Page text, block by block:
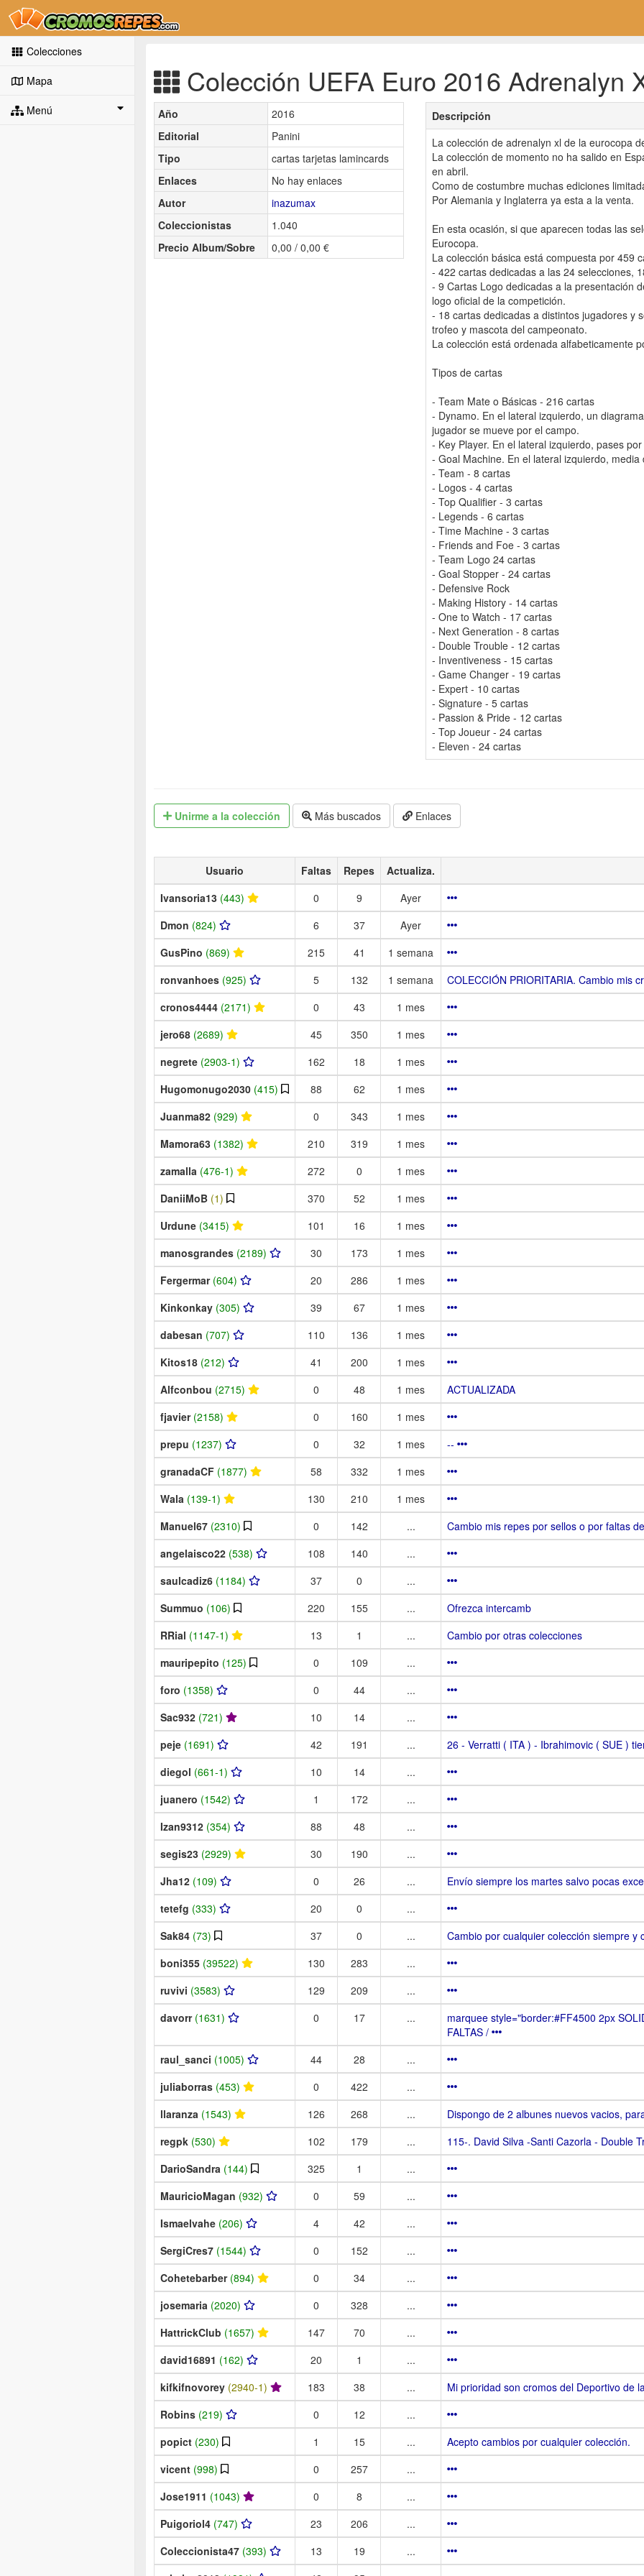
Colecciones
Mapa
Menú
Colección UEFA Euro 2016 Adrenalyn
Año
2016
Editorial
Panini
Tipo
cartas tarjetas lamincards
Enlaces
No hay enlaces
Autor
inazumax
Coleccionistas
1.040
Precio Album/Sobre
0,00 / 0,00 €
Descripción
La colección de adrenalyn xl de la eurocopa
La colección de momento no ha salido en
en abril.
Como de costumbre muchas ediciones
Por Alemania y Inglaterra ya esta a la venta.
En esta ocasión, si que aparecen todas las
Eurocopa.
La colección básica está compuesta por 459
- 422 cartas dedicadas a las 24 selecciones,
- 9 Cartas Logo dedicadas a la presentación
logo oficial de la competición.
- 18 cartas dedicadas a distintos jugadores y
trofeo y mascota del campeonato.
La colección está ordenada alfabeticamente
Tipos de cartas
- Team Mate o Básicas - 216 cartas
- Dynamo. En el lateral izquierdo, un
jugador se mueve por el campo.
- Key Player. En el lateral izquierdo, pases
- Goal Machine. En el lateral izquierdo,
- Team - 8 cartas
- Logos - 4 cartas
- Top Qualifier - 3 cartas
- Legends - 6 cartas
- Time Machine - 3 cartas
- Friends and Foe - 3 cartas
- Team Logo 24 cartas
- Goal Stopper - 24 cartas
- Defensive Rock
- Making History - 14 cartas
- One to Watch - 17 cartas
- Next Generation - 8 cartas
- Double Trouble - 12 cartas
- Inventiveness - 15 cartas
- Game Changer - 19 cartas
- Expert - 10 cartas
- Signature - 5 cartas
- Passion & Pride - 12 cartas
- Top Joueur - 24 cartas
- Eleven - 24 cartas
Unirme a la colección Más buscados Enlaces
Usuario Faltas Repes Actualiza.
Ivansoria13 (443) 0 9
Ayer
Dmon (824) 6 37
Ayer
GusPino (869) 215 41
1 semana
ronvanhoes (925) 5 132 1 semana
COLECCIÓN PRIORITARIA. Cambio mis
cronos4444 (2171) 0 43
1 mes
jero68 (2689) 45 350
1 mes
negrete (2903-1) 162 18
1 mes
Hugomonugo2030 (415) 88 62
1 mes
Juanma82 (929) 0 343
1 mes
Mamora63 (1382) 210 319
1 mes
zamalla (476-1) 272 0
1 mes
DaniiMoB (1) 370 52
1 mes
Urdune (3415) 101 16
1 mes
manosgrandes (2189) 30 173
1 mes
Fergermar (604) 20 286
1 mes
Kinkonkay (305) 39 67
1 mes
dabesan (707) 110 136
1 mes
Kitos18 (212) 41 200
1 mes
Alfconbou (2715) 0 48 1 mes
ACTUALIZADA
fjavier (2158) 0 160
1 mes
prepu (1237) 0 32 1 mes
--
granadaCF (1877) 58 332
1 mes
Wala (139-1) 130 210
1 mes
Manuel67 (2310) 0 142 ...
Cambio mis repes por sellos o por faltas
angelaisco22 (538) 108 140
...
saulcadiz6 (1184) 37 0
...
Summuo (106) 220 155 ...
Ofrezca intercamb
RRial (1147-1) 13 1 ...
Cambio por otras colecciones
mauripepito (125) 0 109
...
foro (1358) 0 44
...
Sac932 (721) 10 14
...
peje (1691) 42 191 ...
26 - Verratti ( ITA ) - Ibrahimovic ( SUE )
diegol (661-1) 10 14
...
juanero (1542) 1 172
...
Izan9312 (354) 88 48
...
segis23 (2929) 30 190
...
Jha12 (109) 0 26 ...
Envío siempre los martes salvo pocas
tetefg (333) 20 0
...
Sak84 (73) 37 0 ...
Cambio por cualquier colección siempre y
boni355 (39522) 130 283
...
ruvivi (3583) 129 209
...
davorr (1631) 0 17 ...
marquee style="border:#FF4500 2px
FALTAS /
raul_sanci (1005) 44 28
...
juliaborras (453) 0 422
...
llaranza (1543) 126 268 ...
Dispongo de 2 albunes nuevos vacios,
regpk (530) 102 179 ...
115-. David Silva -Santi Cazorla - Double
DarioSandra (144) 325 1
...
MauricioMagan (932) 0 59
...
Ismaelvahe (206) 4 42
...
SergiCres7 (1544) 0 152
...
Cohetebarber (894) 0 34
...
josemaria (2020) 0 328
...
HattrickClub (1657) 147 70
...
david16891 (162) 20 1
...
kifkifnovorey (2940-1) 183 38 ...
Mi prioridad son cromos del Deportivo de
Robins (219) 0 12
...
popict (230) 1 15 ...
Acepto cambios por cualquier colección.
vicent (998) 0 257
...
Jose1911 (1043) 0 8
...
Puigoriol4 (747) 23 206
...
Coleccionista47 (393) 13 19
...